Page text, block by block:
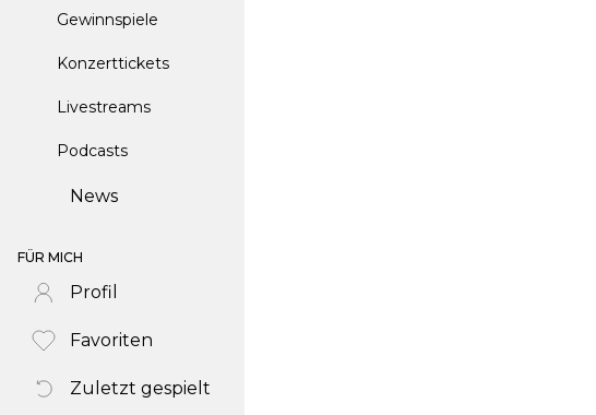
Gewinnspiele
Konzerttickets
Livestreams
Podcasts
News
FÜR MICH
Profil
Favoriten
Zuletzt gespielt